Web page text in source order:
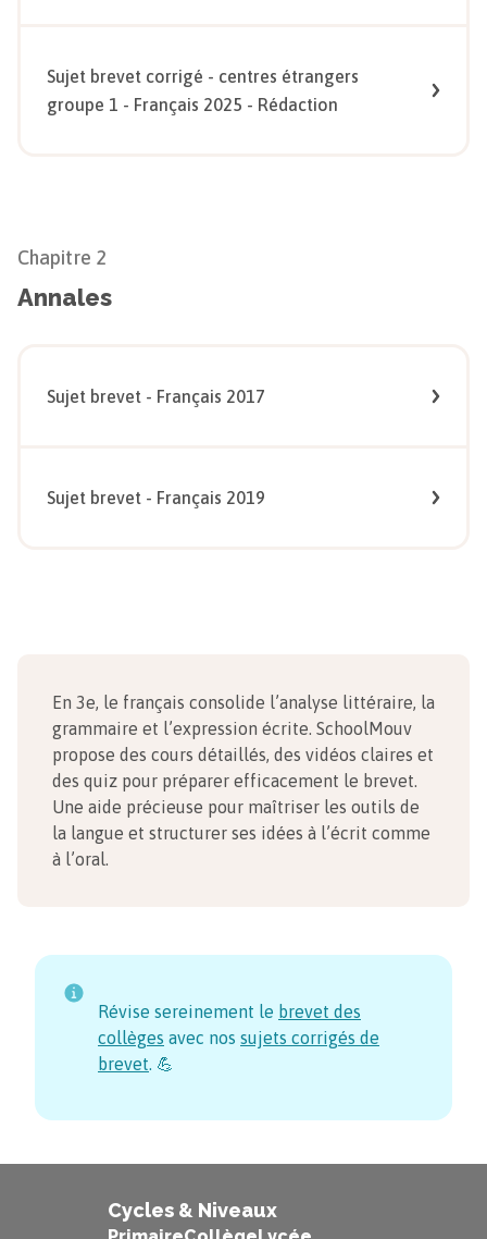
En 3e, le français consolide l’analyse littéraire, la
grammaire et l’expression écrite. SchoolMouv
propose des cours détaillés, des vidéos claires et
des quiz pour préparer efficacement le brevet.
Une aide précieuse pour maîtriser les outils de
la langue et structurer ses idées à l’écrit comme
à l’oral.
Sujet brevet corrigé - centres étrangers
groupe 1 - Français 2025 - Rédaction
Chapitre 2
Annales
Sujet brevet - Français 2017
Sujet brevet - Français 2019
Révise sereinement le brevet des
collèges avec nos sujets corrigés de
brevet. 💪
Cycles & Niveaux